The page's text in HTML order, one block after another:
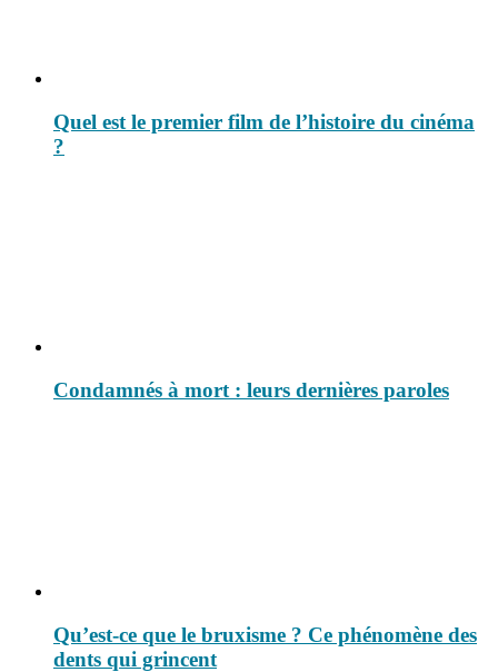
Quel est le premier film de l’histoire du cinéma
?
Condamnés à mort : leurs dernières paroles
Qu’est-ce que le bruxisme ? Ce phénomène des
dents qui grincent